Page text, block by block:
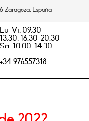
Zaragoza, España
Lu-Vi: 09.30-
13.30, 16.30-20.30
Sa: 10.00-14.00
+34 976557318